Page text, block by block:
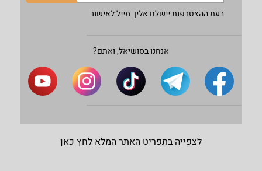
בעת ההצטרפות יישלח אליך מייל לאישור
אנחנו בסושיאל, ואתם?
לצפייה בתפריט האתר המלא לחץ כאן